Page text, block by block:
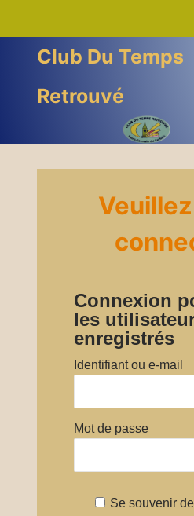
contenuClub Du Temps
Retrouvé
Connexion
les
enregistrés
Identifiant ou e-mail
Mot de passe
Se souvenir